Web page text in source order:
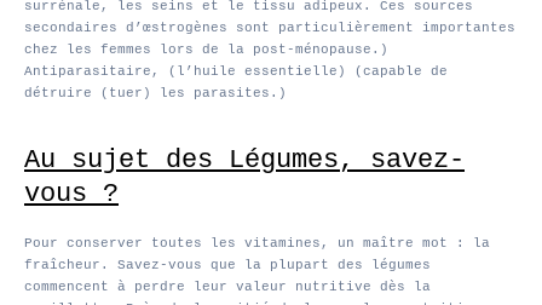
surrénale, les seins et le tissu adipeux. Ces sources
secondaires d’œstrogènes sont particulièrement importantes
chez les femmes lors de la post-ménopause.)
Antiparasitaire, (l’huile essentielle) (capable de
détruire (tuer) les parasites.)
Au sujet des Légumes, savez-
vous ?
Pour conserver toutes les vitamines, un maître mot : la
fraîcheur. Savez-vous que la plupart des légumes
commencent à perdre leur valeur nutritive dès la